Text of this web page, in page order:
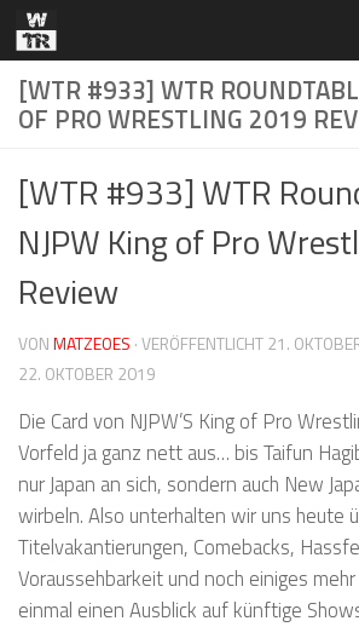
Zum Inhalt springen
[WTR #933] WTR
OF PRO WRESTLING 2019
[WTR #933] WTR
NJPW King of Pro
Review
VONMATZEOES · VERÖFFENTLICHT21.
22. OKTOBER 2019
Die Card von NJPW’S King of Pro
Vorfeld ja ganz nett aus… bis Taifun
nur Japan an sich, sondern auch New
wirbeln. Also unterhalten wir uns heute
Titelvakantierungen, Comebacks,
Voraussehbarkeit und noch einiges
einmal einen Ausblick auf künftige